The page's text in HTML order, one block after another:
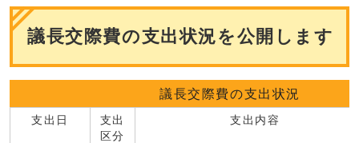
議長交際費の支出状況を公開します
議長交際費の支出状況
支出日
支出
区分
支出内容